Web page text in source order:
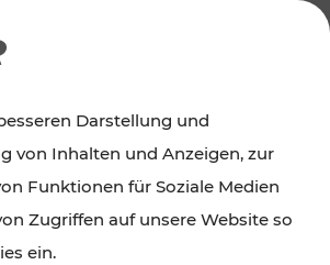
und das Burgenland
Darstellung und
von Inhalten und Anzeigen, zur
Funktionen für Soziale Medien
Zugriffen auf unsere Website so
ein.